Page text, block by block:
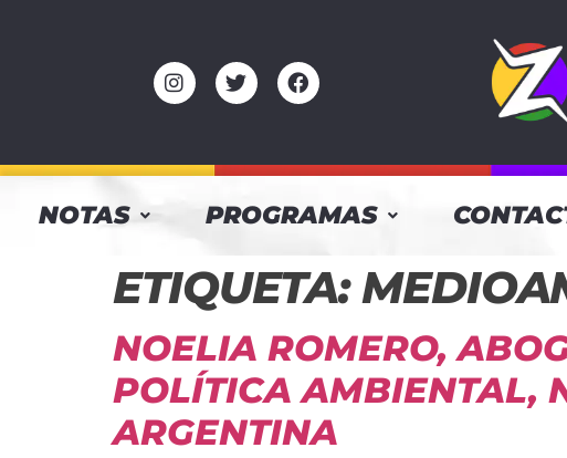
NOTAS PROGRAMAS
ETIQUETA:
NOELIA ROMERO,
POLÍTICA AMBIENTAL,
ARGENTINA